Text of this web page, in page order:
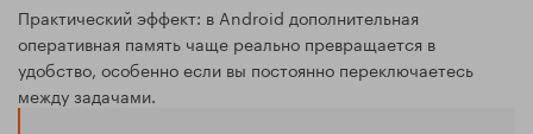
Практический эффект: в Android дополнительная
оперативная память чаще реально превращается в
удобство, особенно если вы постоянно переключаетесь
между задачами.